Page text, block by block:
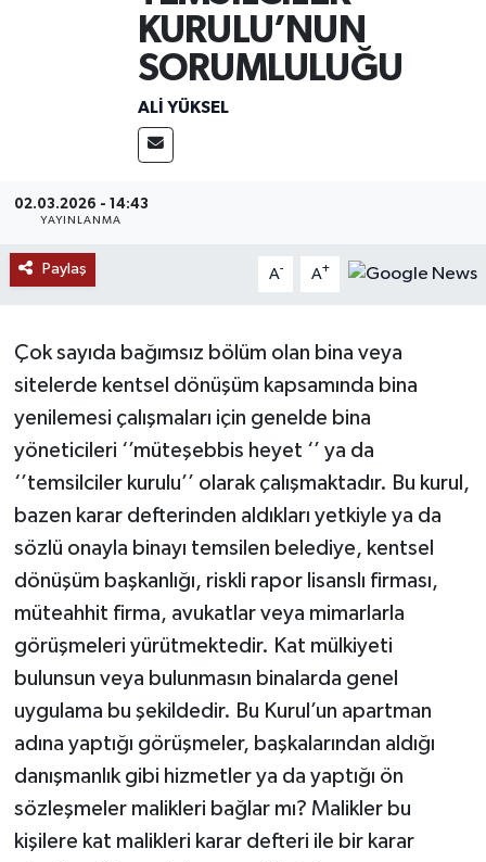
KURULU’NUN
SORUMLULUĞU
ALI YÜKSEL
02.03.2026 - 14:43
YAYINLANMA
Paylaş A- A+
Çok sayıda bağımsız bölüm olan bina veya
sitelerde kentsel dönüşüm kapsamında bina
yenilemesi çalışmaları için genelde bina
yöneticileri ‘’müteşebbis heyet ‘’ ya da
‘’temsilciler kurulu’’ olarak çalışmaktadır. Bu kurul,
bazen karar defterinden aldıkları yetkiyle ya da
sözlü onayla binayı temsilen belediye, kentsel
dönüşüm başkanlığı, riskli rapor lisanslı firması,
müteahhit firma, avukatlar veya mimarlarla
görüşmeleri yürütmektedir. Kat mülkiyeti
bulunsun veya bulunmasın binalarda genel
uygulama bu şekildedir. Bu Kurul’un apartman
adına yaptığı görüşmeler, başkalarından aldığı
danışmanlık gibi hizmetler ya da yaptığı ön
sözleşmeler malikleri bağlar mı? Malikler bu
kişilere kat malikleri karar defteri ile bir karar
MAGAZİN
ÖZEL HABER
RESMİ İLANLAR
SAĞLIK
SİYASET
SPOR
TEKNOLOJİ
YAŞAM